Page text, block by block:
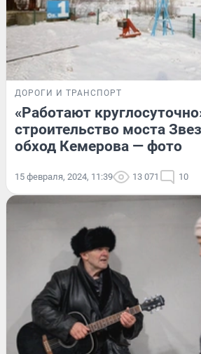
ДОРОГИ И ТРАНСПОРТ
«Работают
строительство моста
обход Кемерова — фото
15 февраля, 2024, 11:39 13 071 10